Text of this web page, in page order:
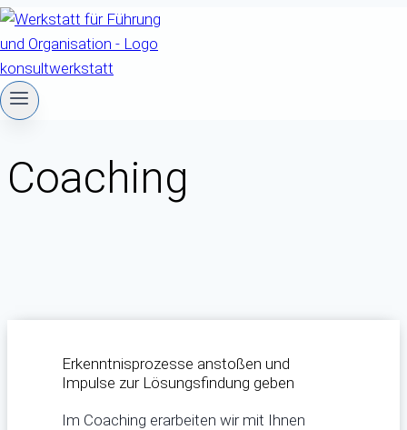
Zum
Inhalt
springen
Coaching
Erkenntnisprozesse anstoßen und
Impulse zur Lösungsfindung geben
Im Coaching erarbeiten wir mit Ihnen